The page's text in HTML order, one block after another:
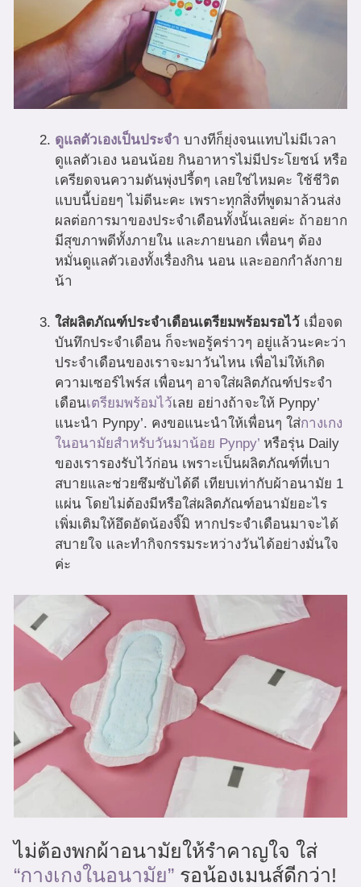
ดูแลตัวเองเป็นประจำ บางทีก็ยุ่งจนแทบไม่มีเวลา
ดูแลตัวเอง นอนน้อย กินอาหารไม่มีประโยชน์ หรือ
เครียดจนความดันพุ่งปรี้ดๆ เลยใช่ไหมคะ ใช้ชีวิต
แบบนี้บ่อยๆ ไม่ดีนะคะ เพราะทุกสิ่งที่พูดมาล้วนส่ง
ผลต่อการมาของประจำเดือนทั้งนั้นเลยค่ะ ถ้าอยาก
มีสุขภาพดีทั้งภายใน และภายนอก เพื่อนๆ ต้อง
หมั่นดูแลตัวเองทั้งเรื่องกิน นอน และออกกำลังกาย
น้า
ใส่ผลิตภัณฑ์ประจำเดือนเตรียมพร้อมรอไว้ เมื่อจด
บันทึกประจำเดือน ก็จะพอรู้คร่าวๆ อยู่แล้วนะคะว่า
ประจำเดือนของเราจะมาวันไหน เพื่อไม่ให้เกิด
ความเซอร์ไพร์ส เพื่อนๆ อาจใส่ผลิตภัณฑ์ประจำ
เดือนเตรียมพร้อมไว้เลย อย่างถ้าจะให้ Pynpy’
แนะนำ Pynpy’. คงขอแนะนำให้เพื่อนๆ ใส่กางเกง
ในอนามัยสำหรับวันมาน้อย Pynpy’ หรือรุ่น Daily
ของเรารองรับไว้ก่อน เพราะเป็นผลิตภัณฑ์ที่เบา
สบายและช่วยซึมซับได้ดี เทียบเท่ากับผ้าอนามัย 1
แผ่น โดยไม่ต้องมีหรือใส่ผลิตภัณฑ์อนามัยอะไร
เพิ่มเติมให้อึดอัดน้องจิ๊มิ หากประจำเดือนมาจะได้
สบายใจ และทำกิจกรรมระหว่างวันได้อย่างมั่นใจ
ค่ะ
ไม่ต้องพกผ้าอนามัยให้รำคาญใจ ใส่
“กางเกงในอนามัย” รอน้องเมนส์ดีกว่า!